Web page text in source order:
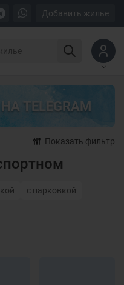
Добавить жилье
TELEGRAM
Показать фильтр
с парковкой